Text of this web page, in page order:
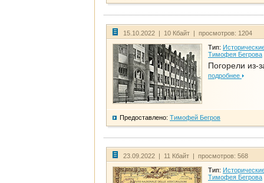
15.10.2022 | 10 Кбайт | просмотров: 1204
Тип:
Тимофея Бегрова
Погорели из-
подробнее
Предоставлено: Тимофей Бегров
23.09.2022 | 11 Кбайт | просмотров: 568
Тип:
Тимофея Бегрова